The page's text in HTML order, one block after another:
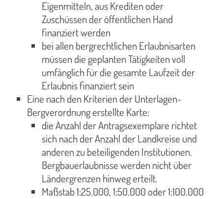
Eigenmitteln, aus Krediten oder
Zuschüssen der öffentlichen Hand
finanziert werden
bei allen bergrechtlichen Erlaubnisarten
müssen die geplanten Tätigkeiten voll
umfänglich für die gesamte Laufzeit der
Erlaubnis finanziert sein
Eine nach den Kriterien der Unterlagen-
Bergverordnung erstellte Karte:
die Anzahl der Antragsexemplare richtet
sich nach der Anzahl der Landkreise und
anderen zu beteiligenden Institutionen.
Bergbauerlaubnisse werden nicht über
Ländergrenzen hinweg erteilt.
Maßstab 1:25.000, 1:50.000 oder 1:100.000